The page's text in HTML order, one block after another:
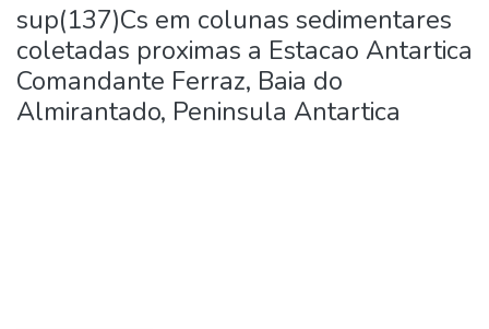
All of DSpace
Statistics
sup(137)Cs em colunas sedimentares
coletadas proximas a Estacao Antartica
Comandante Ferraz, Baia do
Almirantado, Peninsula Antartica